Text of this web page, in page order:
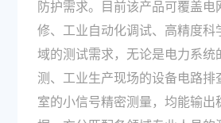
防护需求。目前该产品可覆盖电
修、工业自动化调试、高精度科
域的测试需求，无论是电力系统
测、工业生产现场的设备电路排
室的小信号精密测量，均能输出